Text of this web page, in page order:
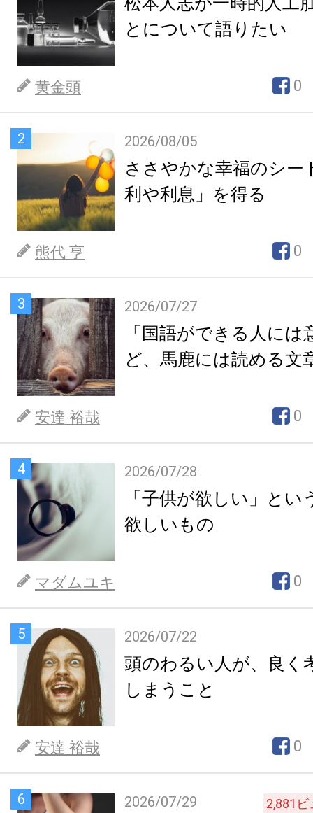
とについて語りたい
黄金頭 0
2 2026/08/05
ささやかな幸福のシー
利や利息」を得る
熊代 亨 0
3 2026/07/27
「国語ができる人には
ど、馬鹿には読める文
安達 裕哉 0
4 2026/07/28
「子供が欲しい」とい
欲しいもの
マダムユキ 0
5 2026/07/22
頭のわるい人が、良く
しまうこと
安達 裕哉 0
6 2026/07/29 2,881 ビ